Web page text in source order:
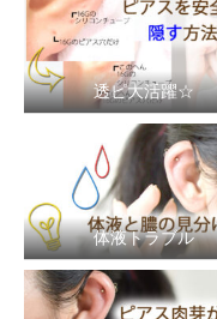
透ピ大活躍☆
体液トラブル